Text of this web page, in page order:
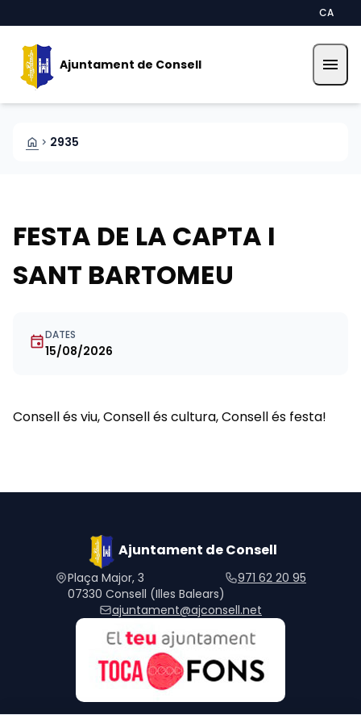
CA
Ajuntament de Consell menu
HOME CHEVRON_RIGHT 2935
FESTA DE LA CAPTA I
SANT BARTOMEU
eventDATES
15/08/2026
Consell és viu, Consell és cultura, Consell és festa!
Ajuntament de Consell
Plaça Major, 3
07330 Consell (Illes Balears)
971 62 20 95
ajuntament@ajconsell.net